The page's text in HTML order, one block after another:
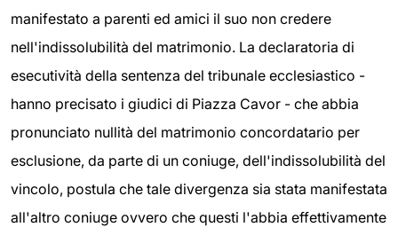
manifestato a parenti ed amici il suo non credere
nell'indissolubilità del matrimonio. La declaratoria di
esecutività della sentenza del tribunale ecclesiastico -
hanno precisato i giudici di Piazza Cavor - che abbia
pronunciato nullità del matrimonio concordatario per
esclusione, da parte di un coniuge, dell'indissolubilità del
vincolo, postula che tale divergenza sia stata manifestata
all'altro coniuge ovvero che questi l'abbia effettivamente